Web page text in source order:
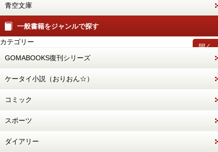
青空文庫
一般書籍をジャンルで探す
開く
カテゴリー
GOMABOOKS復刊シリーズ
ケータイ小説（おりおん☆）
コミック
スポーツ
ダイアリー